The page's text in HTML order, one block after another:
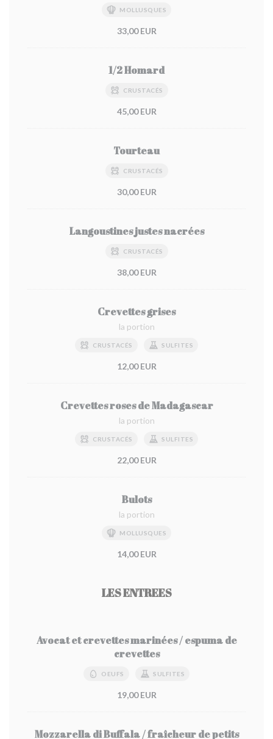
MOLLUSQUES
33,00 EUR
1/2 Homard
CRUSTACÉS
45,00 EUR
Tourteau
CRUSTACÉS
30,00 EUR
Langoustines justes nacrées
CRUSTACÉS
38,00 EUR
Crevettes grises
la portion
CRUSTACÉS SULFITES
12,00 EUR
Crevettes roses de Madagascar
la portion
CRUSTACÉS SULFITES
22,00 EUR
Bulots
la portion
MOLLUSQUES
14,00 EUR
LES ENTREES
Avocat et crevettes marinées / espuma de
crevettes
OEUFS SULFITES
19,00 EUR
Mozzarella di Buffala / fraîcheur de petits